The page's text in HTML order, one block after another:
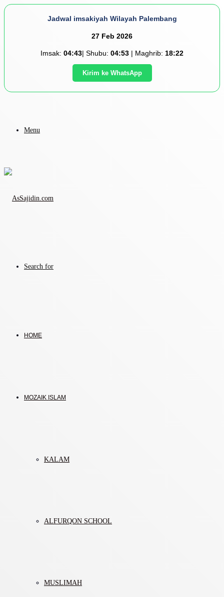
Jadwal imsakiyah Wilayah Palembang
27 Feb 2026
Imsak: 04:43| Shubu: 04:53 | Maghrib: 18:22
Kirim ke WhatsApp
Menu
Search for
HOME
MOZAIK ISLAM
KALAM
ALFURQON SCHOOL
MUSLIMAH